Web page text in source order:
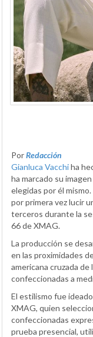
PorRedacción
Gianluca Vacchiha
ha marcado su
elegidas por él
por primera vez lucir
terceros durante la
66 de XMAG.
La producción se
en las proximidades
americana cruzada de
confeccionadas a
El estilismo fue
XMAG, quien
confeccionadas
prueba presencial,